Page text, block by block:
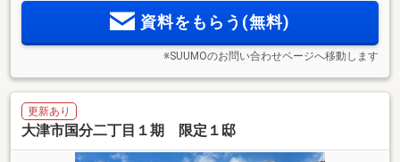
資料をもらう(無料)
※SUUMOのお問い合わせページへ移動します
更新あり
大津市国分二丁目１期 限定１邸